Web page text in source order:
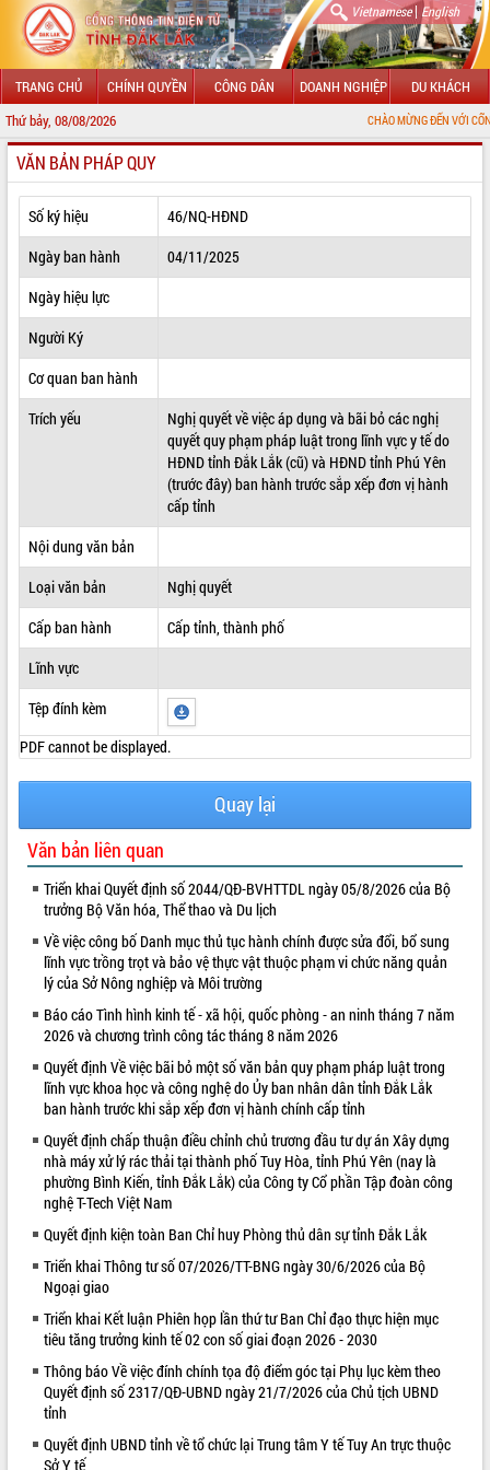
Vietnamese| English
TRANG CHỦ CHÍNH QUYỀN CÔNG DÂN DOANH NGHIỆP DU KHÁCH
Thứ bảy, 08/08/2026 CHÀO MỪNG ĐẾN VỚI CỔNG THÔNG
GIỚI THIỆU
LÃNH ĐẠO UBND TỈNH
TIN TỨC SỰ KIỆN
SỞ, BAN, NGÀNH
UBND CÁC XÃ, PHƯỜNG
THÔNG TIN CHỈ ĐẠO ĐIỀU HÀNH
HỆ THỐNG VĂN BẢN
QUY HOẠCH - KẾ HOẠCH
VIDEO
Khám bệnh, cấp phát thuốc miễn phí
và tặng quà người dân xã Cư Pui
Hội nghị UBND tỉnh Đắk Lắk thường kỳ
tháng 7/2026
Lễ truy tặng danh hiệu “Bà Mẹ Việt
Nam Anh hùng” và trao Huân chương
Lao động
UBND tỉnh Đắk Lắk triển khai nhiệm
vụ 6 tháng cuối năm 2026
Kỳ họp thứ Hai, Hội đồng nhân dân
ALBUM ẢNH
VĂN BẢN PHÁP QUY
Số ký hiệu
46/NQ-HĐND
Ngày ban hành
04/11/2025
Ngày hiệu lực
Người Ký
Cơ quan ban hành
Trích yếu
Nghị quyết về việc áp dụng và bãi bỏ các nghị
quyết quy phạm pháp luật trong lĩnh vực y tế do
HĐND tỉnh Đắk Lắk (cũ) và HĐND tỉnh Phú Yên
(trước đây) ban hành trước sắp xếp đơn vị hành
cấp tỉnh
Nội dung văn bản
Loại văn bản
Nghị quyết
Cấp ban hành
Cấp tỉnh, thành phố
Lĩnh vực
Tệp đính kèm
PDF cannot be displayed.
Quay lại
Văn bản liên quan
Triển khai Quyết định số 2044/QĐ-BVHTTDL ngày 05/8/2026 của Bộ
trưởng Bộ Văn hóa, Thể thao và Du lịch
Về việc công bố Danh mục thủ tục hành chính được sửa đổi, bổ sung
lĩnh vực trồng trọt và bảo vệ thực vật thuộc phạm vi chức năng quản
lý của Sở Nông nghiệp và Môi trường
Báo cáo Tình hình kinh tế - xã hội, quốc phòng - an ninh tháng 7 năm
2026 và chương trình công tác tháng 8 năm 2026
Quyết định Về việc bãi bỏ một số văn bản quy phạm pháp luật trong
lĩnh vực khoa học và công nghệ do Ủy ban nhân dân tỉnh Đắk Lắk
ban hành trước khi sắp xếp đơn vị hành chính cấp tỉnh
Quyết định chấp thuận điều chỉnh chủ trương đầu tư dự án Xây dựng
nhà máy xử lý rác thải tại thành phố Tuy Hòa, tỉnh Phú Yên (nay là
phường Bình Kiến, tỉnh Đắk Lắk) của Công ty Cổ phần Tập đoàn công
nghệ T-Tech Việt Nam
Quyết định kiện toàn Ban Chỉ huy Phòng thủ dân sự tỉnh Đắk Lắk
Triển khai Thông tư số 07/2026/TT-BNG ngày 30/6/2026 của Bộ
Ngoại giao
Triển khai Kết luận Phiên họp lần thứ tư Ban Chỉ đạo thực hiện mục
tiêu tăng trưởng kinh tế 02 con số giai đoạn 2026 - 2030
Thông báo Về việc đính chính tọa độ điểm góc tại Phụ lục kèm theo
Quyết định số 2317/QĐ-UBND ngày 21/7/2026 của Chủ tịch UBND
tỉnh
Quyết định UBND tỉnh về tổ chức lại Trung tâm Y tế Tuy An trực thuộc
Sở Y tế